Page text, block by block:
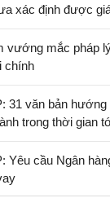
xác định được
vướng mắc pháp
chính
31 văn bản hướng
trong thời gian
Yêu cầu Ngân